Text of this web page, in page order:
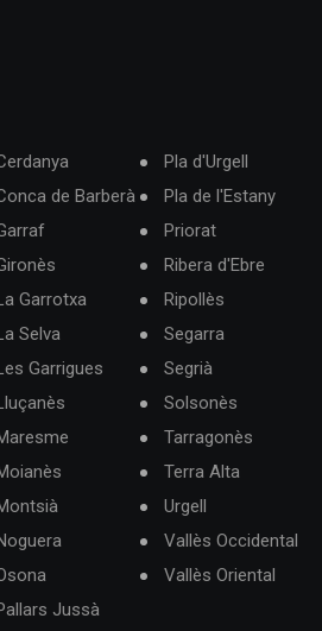
de Barberà
Garrotxa
Selva
Garrigues
Jussà
Pla d'Urgell
Pla de l'Estany
Priorat
Ribera d'Ebre
Ripollès
Segarra
Segrià
Solsonès
Tarragonès
Terra Alta
Urgell
Vallès Occidental
Vallès Oriental